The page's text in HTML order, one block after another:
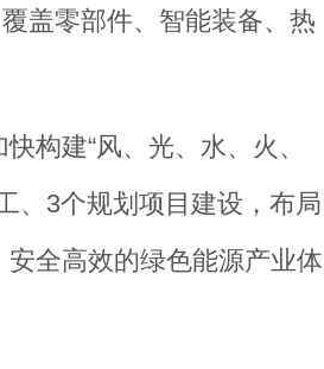
盖零部件、智能装备、热
构建“风、光、水、火、
、3个规划项目建设，布局
全高效的绿色能源产业体